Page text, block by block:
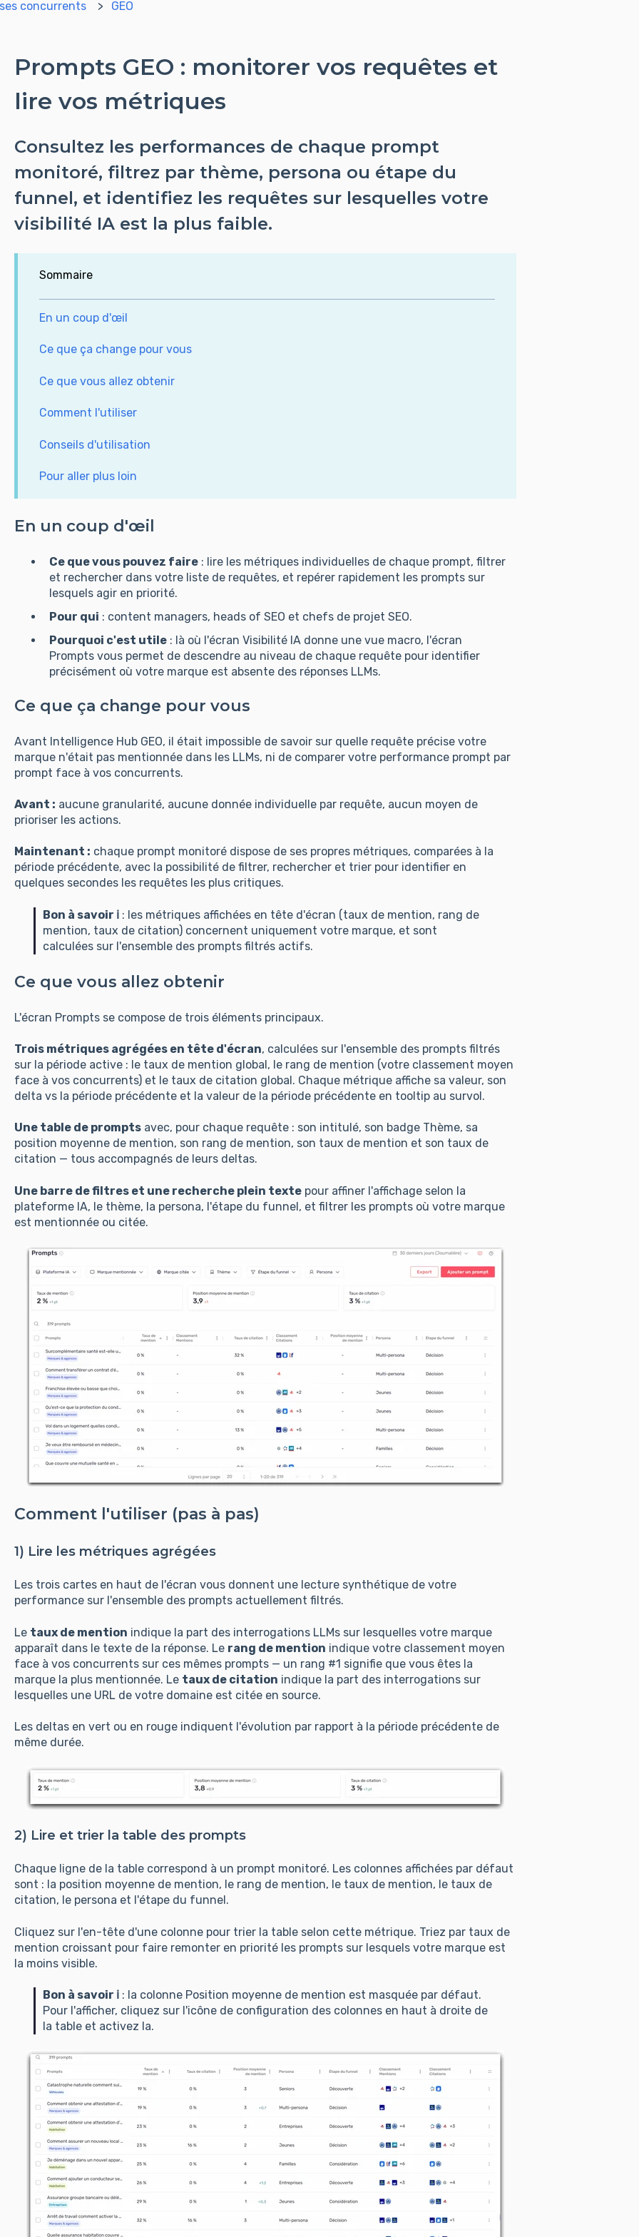
concurrents GEO
Prompts GEO : monitorer vos requêtes et
lire vos métriques
Consultez les performances de chaque prompt
monitoré, filtrez par thème, persona ou étape du
funnel, et identifiez les requêtes sur lesquelles votre
visibilité IA est la plus faible.
Sommaire
En un coup d'œil
Ce que ça change pour vous
Ce que vous allez obtenir
Comment l'utiliser
Conseils d'utilisation
Pour aller plus loin
En un coup d'œil
Ce que vous pouvez faire: lire les métriques individuelles de chaque prompt, filtrer
et rechercher dans votre liste de requêtes, et repérer rapidement les prompts sur
lesquels agir en priorité.
Pour qui : content managers, heads of SEO et chefs de projet SEO.
Pourquoi c'est utile: là où l'écran Visibilité IA donne une vue macro, l'écran
Prompts vous permet de descendre au niveau de chaque requête pour identifier
précisément où votre marque est absente des réponses LLMs.
Ce que ça change pour vous
Avant Intelligence Hub GEO, il était impossible de savoir sur quelle requête précise votre
marque n'était pas mentionnée dans les LLMs, ni de comparer votre performance prompt par
prompt face à vos concurrents.
Avant : aucune granularité, aucune donnée individuelle par requête, aucun moyen de
prioriser les actions.
Maintenant : chaque prompt monitoré dispose de ses propres métriques, comparées à la
période précédente, avec la possibilité de filtrer, rechercher et trier pour identifier en
quelques secondes les requêtes les plus critiques.
Bon à savoir ℹ️: les métriques affichées en tête d'écran (taux de mention, rang de
mention, taux de citation) concernent uniquement votre marque, et sont
calculées sur l'ensemble des prompts filtrés actifs.
Ce que vous allez obtenir
L'écran Prompts se compose de trois éléments principaux.
Trois métriques agrégées en tête d'écran, calculées sur l'ensemble des prompts filtrés
sur la période active : le taux de mention global, le rang de mention (votre classement moyen
face à vos concurrents) et le taux de citation global. Chaque métrique affiche sa valeur, son
delta vs la période précédente et la valeur de la période précédente en tooltip au survol.
Une table de promptsavec, pour chaque requête : son intitulé, son badge Thème, sa
position moyenne de mention, son rang de mention, son taux de mention et son taux de
citation — tous accompagnés de leurs deltas.
Une barre de filtres et une recherche plein textepour affiner l'affichage selon la
plateforme IA, le thème, la persona, l'étape du funnel, et filtrer les prompts où votre marque
est mentionnée ou citée.
Comment l'utiliser (pas à pas)
1) Lire les métriques agrégées
Les trois cartes en haut de l'écran vous donnent une lecture synthétique de votre
performance sur l'ensemble des prompts actuellement filtrés.
Le taux de mention indique la part des interrogations LLMs sur lesquelles votre marque
apparaît dans le texte de la réponse. Le rang de mention indique votre classement moyen
face à vos concurrents sur ces mêmes prompts — un rang #1 signifie que vous êtes la
marque la plus mentionnée. Le taux de citation indique la part des interrogations sur
lesquelles une URL de votre domaine est citée en source.
Les deltas en vert ou en rouge indiquent l'évolution par rapport à la période précédente de
même durée.
2) Lire et trier la table des prompts
Chaque ligne de la table correspond à un prompt monitoré. Les colonnes affichées par défaut
sont : la position moyenne de mention, le rang de mention, le taux de mention, le taux de
citation, le persona et l'étape du funnel.
Cliquez sur l'en-tête d'une colonne pour trier la table selon cette métrique. Triez par taux de
mention croissant pour faire remonter en priorité les prompts sur lesquels votre marque est
la moins visible.
Bon à savoir ℹ️: la colonne Position moyenne de mention est masquée par défaut.
Pour l'afficher, cliquez sur l'icône de configuration des colonnes en haut à droite de
la table et activez la.